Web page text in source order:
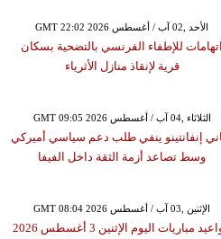
GMT 22:02 2026 الأحد ,02 آب / أغسطس
اتهامات للإطفاء الفرنسي بالتضحية بسكان
قرية لإنقاذ منازل الأثرياء
GMT 09:05 2026 الثلاثاء ,04 آب / أغسطس
إنفانتينو ينفي طلب دعم سياسي أميركي
وسط تصاعد أزمة الثقة داخل الفيفا
GMT 08:04 2026 الإثنين ,03 آب / أغسطس
مواعيد مباريات اليوم الإثنين 3 أغسطس 2026